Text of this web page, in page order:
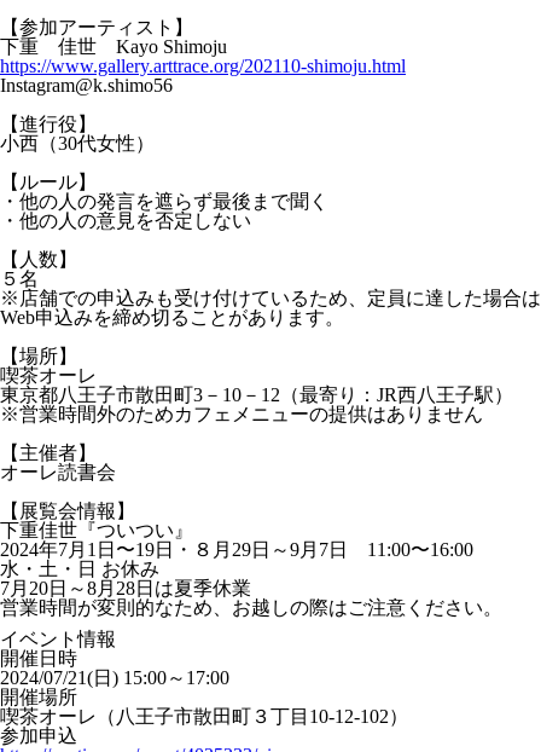
【参加アーティスト】
下重 佳世 Kayo Shimoju
https://www.gallery.arttrace.org/202110-shimoju.html
Instagram@k.shimo56
【進行役】
小西（30代女性）
【ルール】
・他の人の発言を遮らず最後まで聞く
・他の人の意見を否定しない
【人数】
５名
※店舗での申込みも受け付けているため、定員に達した場合は
Web申込みを締め切ることがあります。
【場所】
喫茶オーレ
東京都八王子市散田町3－10－12（最寄り：JR西八王子駅）
※営業時間外のためカフェメニューの提供はありません
【主催者】
オーレ読書会
【展覧会情報】
下重佳世『ついつい』
2024年7月1日〜19日・８月29日～9月7日 11:00〜16:00
水・土・日 お休み
7月20日～8月28日は夏季休業
営業時間が変則的なため、お越しの際はご注意ください。
イベント情報
開催日時
2024/07/21(日) 15:00～17:00
開催場所
喫茶オーレ（八王子市散田町３丁目10-12-102）
参加申込